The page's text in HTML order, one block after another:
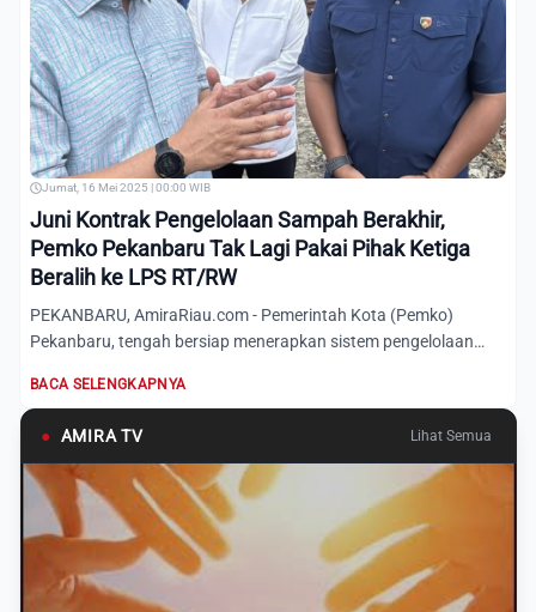
Jumat, 16 Mei 2025 | 00:00 WIB
Juni Kontrak Pengelolaan Sampah Berakhir,
Pemko Pekanbaru Tak Lagi Pakai Pihak Ketiga
Beralih ke LPS RT/RW
PEKANBARU, AmiraRiau.com - Pemerintah Kota (Pemko)
Pekanbaru, tengah bersiap menerapkan sistem pengelolaan
BACA SELENGKAPNYA
● AMIRA TV Lihat Semua